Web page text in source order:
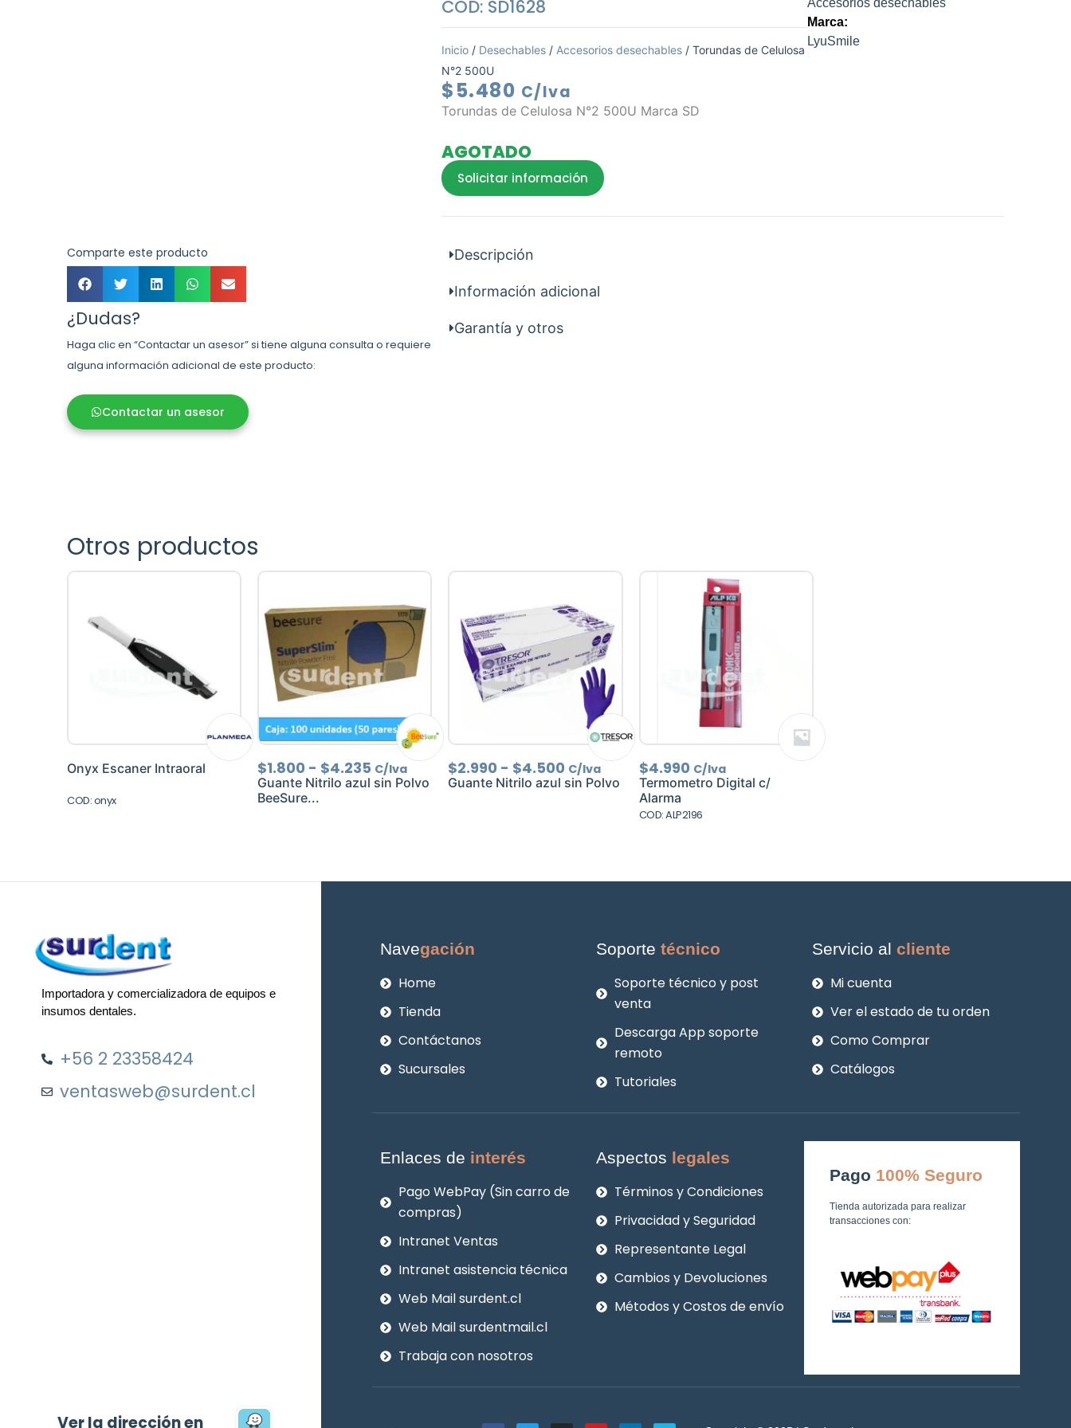
Comparte este producto
¿Dudas?
Haga clic en “Contactar un asesor” si tiene alguna consulta o requiere
alguna información adicional de este producto:
Contactar un asesor
COD: SD1628
Inicio / Desechables / Accesorios desechables / Torundas de Celulosa
N°2 500U
$5.480 C/Iva
Torundas de Celulosa N°2 500U Marca SD
AGOTADO
Solicitar información
Accesorios desechables
Marca:
LyuSmile
Descripción
Información adicional
Garantía y otros
Otros productos
Onyx Escaner Intraoral
COD: onyx
$1.800 - $4.235 Rango
de
C/Iva
Guante Nitrilo azul sin Polvo
BeeSure...
$2.990 - $4.500 Rango
de
C/Iva
Guante Nitrilo azul sin Polvo
$4.990 C/Iva
Termometro Digital c/
Alarma
COD: ALP2196
Importadora y comercializadora de equipos e
insumos dentales.
+56 2 23358424
ventasweb@surdent.cl
Ver la dirección en
Navegación
Home
Tienda
Contáctanos
Sucursales
Soportetécnico
Soporte técnico y post
venta
Descarga App soporte
remoto
Tutoriales
Servicio alcliente
Mi cuenta
Ver el estado de tu orden
Como Comprar
Catálogos
Enlaces de interés
Pago WebPay (Sin carro de
compras)
Intranet Ventas
Intranet asistencia técnica
Web Mail surdent.cl
Web Mail surdentmail.cl
Trabaja con nosotros
Aspectos legales
Términos y Condiciones
Privacidad y Seguridad
Representante Legal
Cambios y Devoluciones
Métodos y Costos de envío
Pago 100% Seguro
Tienda autorizada para realizar
transacciones con: